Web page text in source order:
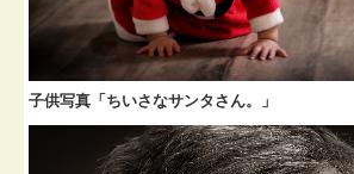
子供写真「ちいさなサンタさん。」